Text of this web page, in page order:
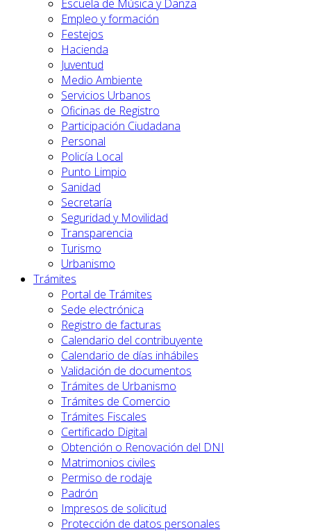
Escuela de Música y Danza
Empleo y formación
Festejos
Hacienda
Juventud
Medio Ambiente
Servicios Urbanos
Oficinas de Registro
Participación Ciudadana
Personal
Policía Local
Punto Limpio
Sanidad
Secretaría
Seguridad y Movilidad
Transparencia
Turismo
Urbanismo
Trámites
Portal de Trámites
Sede electrónica
Registro de facturas
Calendario del contribuyente
Calendario de días inhábiles
Validación de documentos
Trámites de Urbanismo
Trámites de Comercio
Trámites Fiscales
Certificado Digital
Obtención o Renovación del DNI
Matrimonios civiles
Permiso de rodaje
Padrón
Impresos de solicitud
Protección de datos personales